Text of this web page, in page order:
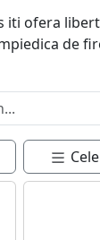
iti ofera
de
si simplu
baterii de
Functii
fac
ce are
laptopuri si